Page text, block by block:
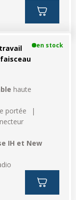
faisceau
en stock
haute
portée
IH et New